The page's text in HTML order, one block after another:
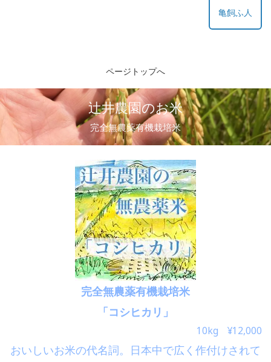
亀飼ふ人
ページトップへ
辻井農園のお米
完全無農薬有機栽培米
完全無農薬有機栽培米
「コシヒカリ」
10kg ¥12,000
おいしいお米の代名詞。日本中で広く作付けされて